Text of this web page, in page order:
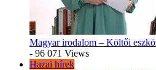
Magyar irodalom – Költői
- 96 071 Views
Hazai hírek